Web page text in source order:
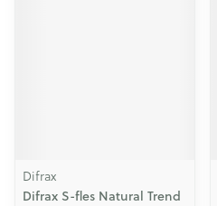
Difrax
Difrax S-fles Natural Trend